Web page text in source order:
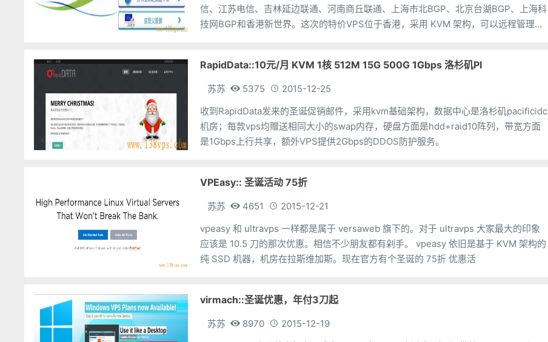
信、江苏电信、吉林延边联通、河南商丘联通、上海市北BGP、北京台湖BGP、上海科
技网BGP和香港新世界。这次的特价VPS位于香港，采用 KVM 架构，可以远程管理、
RapidData::10元/月 KVM 1核 512M 15G 500G 1Gbps 洛杉矶PI
苏苏 5375
2015-12-25
收到RapidData发来的圣诞促销邮件，采用kvm基础架构，数据中心是洛杉矶pacificidc
机房；每款vps均赠送相同大小的swap内存，硬盘方面是hdd+raid10阵列，带宽方面
是1Gbps上行共享，额外VPS提供2Gbps的DDOS防护服务。
VPEasy:: 圣诞活动 75折
苏苏 4651
2015-12-21
vpeasy 和 ultravps 一样都是属于 versaweb 旗下的。对于 ultravps 大家最大的印象
应该是 10.5 刀的那次优惠。相信不少朋友都有剁手。 vpeasy 依旧是基于 KVM 架构的
纯 SSD 机器，机房在拉斯维加斯。现在官方有个圣诞的 75折 优惠活
virmach::圣诞优惠，年付3刀起
苏苏 8970
2015-12-19